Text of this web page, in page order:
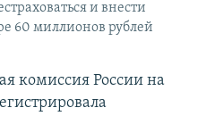
и внести
60 миллионов рублей
комиссия России на